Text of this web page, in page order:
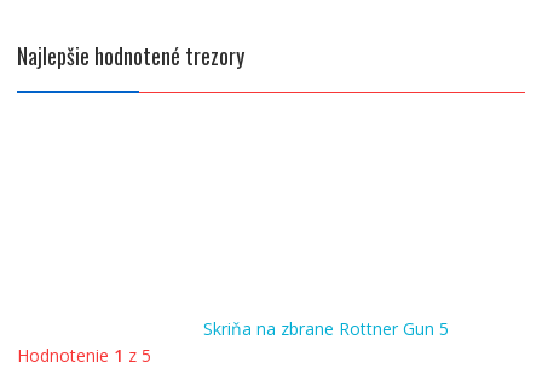
Najlepšie hodnotené trezory
Skriňa na zbrane Rottner Gun 5
Hodnotenie 1 z 5